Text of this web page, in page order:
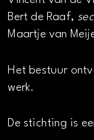
Bert de Raaf,
Maartje van
Het bestuur
werk.
De stichting is